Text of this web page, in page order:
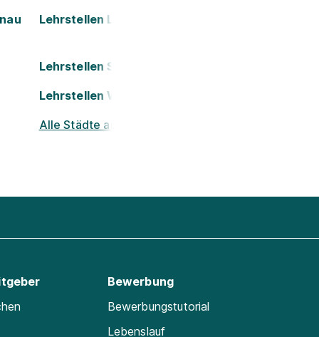
Lehrstellen Leoben
Lehrstellen Salzburg
Lehrstellen Wels
Alle Städte ansehen
Bewerbung
Bewerbungstutorial
Lebenslauf